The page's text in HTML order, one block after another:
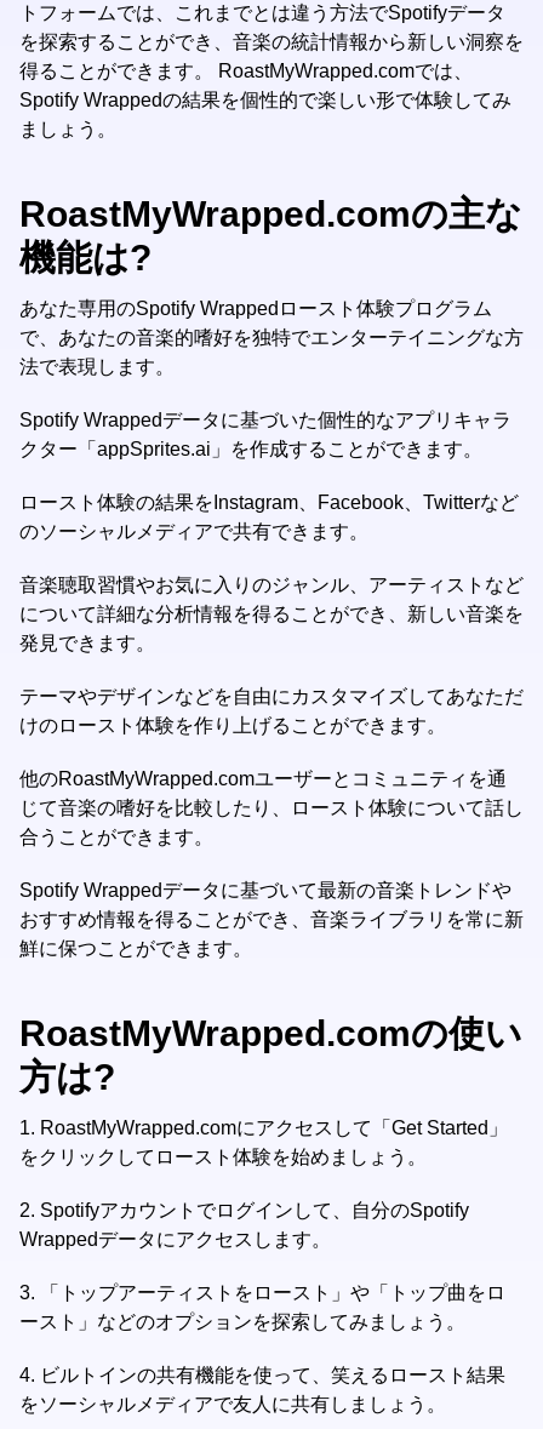
トフォームでは、これまでとは違う方法でSpotifyデータ
を探索することができ、音楽の統計情報から新しい洞察を
得ることができます。 RoastMyWrapped.comでは、
Spotify Wrappedの結果を個性的で楽しい形で体験してみ
ましょう。
RoastMyWrapped.comの主な
機能は?
あなた専用のSpotify Wrappedロースト体験プログラム
で、あなたの音楽的嗜好を独特でエンターテイニングな方
法で表現します。
Spotify Wrappedデータに基づいた個性的なアプリキャラ
クター「appSprites.ai」を作成することができます。
ロースト体験の結果をInstagram、Facebook、Twitterなど
のソーシャルメディアで共有できます。
音楽聴取習慣やお気に入りのジャンル、アーティストなど
について詳細な分析情報を得ることができ、新しい音楽を
発見できます。
テーマやデザインなどを自由にカスタマイズしてあなただ
けのロースト体験を作り上げることができます。
他のRoastMyWrapped.comユーザーとコミュニティを通
じて音楽の嗜好を比較したり、ロースト体験について話し
合うことができます。
Spotify Wrappedデータに基づいて最新の音楽トレンドや
おすすめ情報を得ることができ、音楽ライブラリを常に新
鮮に保つことができます。
RoastMyWrapped.comの使い
方は?
1. RoastMyWrapped.comにアクセスして「Get Started」
をクリックしてロースト体験を始めましょう。
2. Spotifyアカウントでログインして、自分のSpotify
Wrappedデータにアクセスします。
3.
「トップアーティストをロースト」や「トップ曲をロ
ースト」などのオプションを探索してみましょう。
4. ビルトインの共有機能を使って、笑えるロースト結果
をソーシャルメディアで友人に共有しましょう。